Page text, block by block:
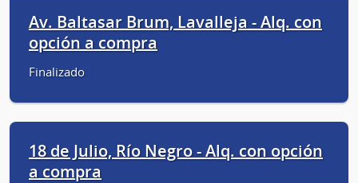
Av. Baltasar Brum, Lavalleja - Alq. con
opción a compra
Finalizado
18 de Julio, Río Negro - Alq. con opción
a compra